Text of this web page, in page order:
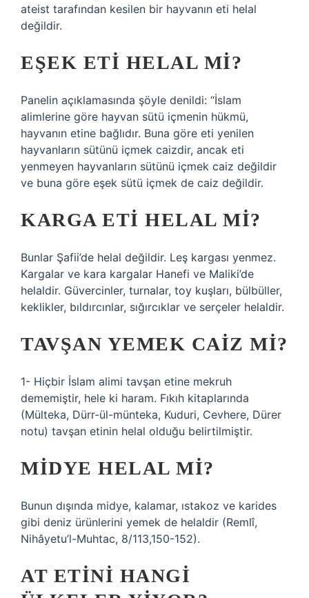
ateist tarafından kesilen bir hayvanın eti helal
değildir.
EŞEK ETI HELAL MI?
Panelin açıklamasında şöyle denildi: “İslam
alimlerine göre hayvan sütü içmenin hükmü,
hayvanın etine bağlıdır. Buna göre eti yenilen
hayvanların sütünü içmek caizdir, ancak eti
yenmeyen hayvanların sütünü içmek caiz değildir
ve buna göre eşek sütü içmek de caiz değildir.
KARGA ETI HELAL MI?
Bunlar Şafii’de helal değildir. Leş kargası yenmez.
Kargalar ve kara kargalar Hanefi ve Maliki’de
helaldir. Güvercinler, turnalar, toy kuşları, bülbüller,
keklikler, bıldırcınlar, sığırcıklar ve serçeler helaldir.
TAVŞAN YEMEK CAIZ MI?
1- Hiçbir İslam alimi tavşan etine mekruh
dememiştir, hele ki haram. Fıkıh kitaplarında
(Mülteka, Dürr-ül-münteka, Kuduri, Cevhere, Dürer
notu) tavşan etinin helal olduğu belirtilmiştir.
MIDYE HELAL MI?
Bunun dışında midye, kalamar, ıstakoz ve karides
gibi deniz ürünlerini yemek de helaldir (Remlî,
Nihâyetu’l-Muhtac, 8/113,150-152).
AT ETINI HANGI